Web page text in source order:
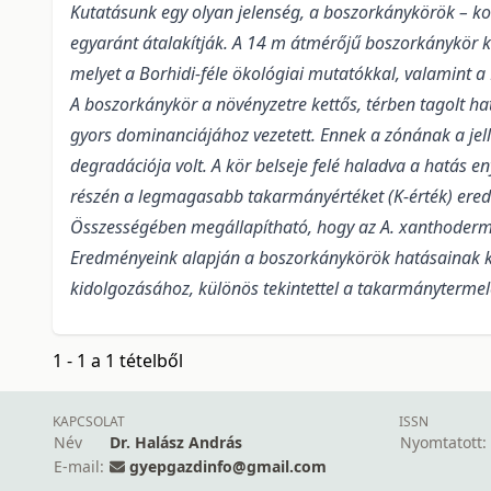
Kutatásunk egy olyan jelenség, a boszorkánykörök –
egyaránt átalakítják. A 14 m átmérőjű boszorkánykör
melyet a Borhidi-féle ökológiai mutatókkal, valamint
A boszorkánykör a növényzetre kettős, térben tagolt
gyors dominanciájához vezetett. Ennek a zónának a
degradációja volt. A kör belseje felé haladva a hatás
részén a legmagasabb takarmányértéket (K-érték)
Összességében megállapítható, hogy az A.
Eredményeink alapján a boszorkánykörök
kidolgozásához, különös tekintettel a
1 - 1 a 1 tételből
KAPCSOLAT
Név
Dr. Halász András
E-mail:
gyepgazdinfo@gmail.com
ISSN
Nyomtatott: